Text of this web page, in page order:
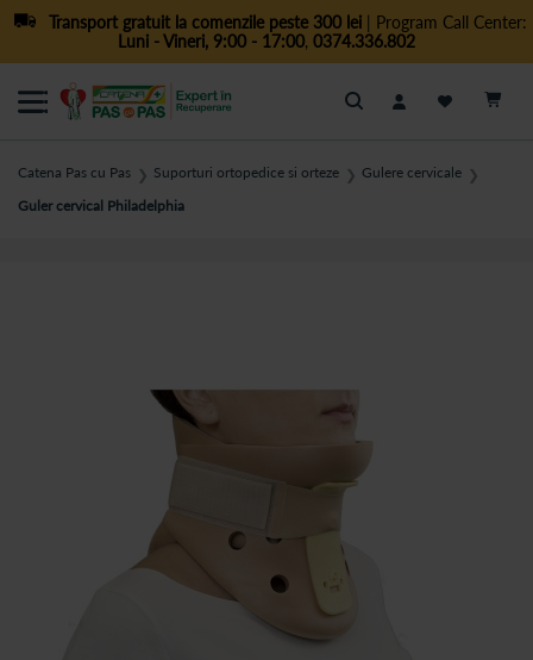
Transport gratuit la comenzile peste 300 lei| Program Call Center:
Luni - Vineri, 9:00 - 17:00, 0374.336.802
Cautare
Catena Pas cu Pas ❯ Suporturi ortopedice si orteze ❯ Gulere cervicale ❯
Guler cervical Philadelphia